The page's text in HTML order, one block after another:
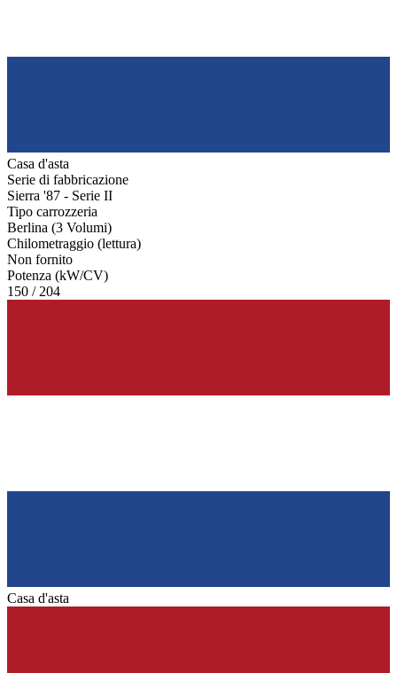
Casa d'asta
Serie di fabbricazione
Sierra '87 - Serie II
Tipo carrozzeria
Berlina (3 Volumi)
Chilometraggio (lettura)
Non fornito
Potenza (kW/CV)
150 / 204
Casa d'asta